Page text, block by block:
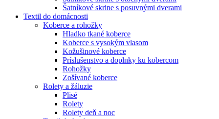
Šatníkové skrine s posuvnými dverami
Textil do domácnosti
Koberce a rohožky
Hladko tkané koberce
Koberce s vysokým vlasom
Kožušinové koberce
Príslušenstvo a doplnky ku kobercom
Rohožky
Zošívané koberce
Rolety a žáluzie
Plisé
Rolety
Rolety deň a noc